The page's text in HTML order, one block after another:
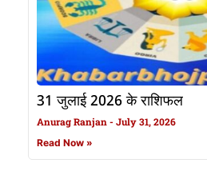
31 जुलाई 2026 के राशिफल
Anurag Ranjan July 31, 2026
Read Now »